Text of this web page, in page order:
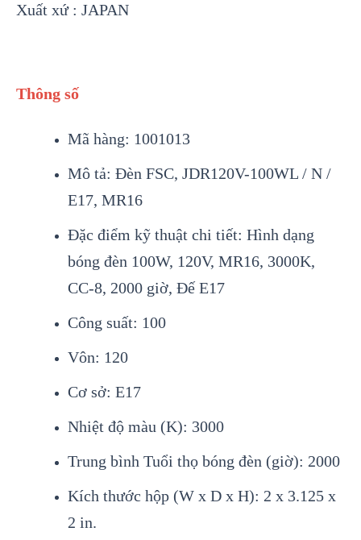
Xuất xứ : JAPAN
Thông số
Mã hàng: 1001013
Mô tả: Đèn FSC, JDR120V-100WL / N /
E17, MR16
Đặc điểm kỹ thuật chi tiết: Hình dạng
bóng đèn 100W, 120V, MR16, 3000K,
CC-8, 2000 giờ, Đế E17
Công suất: 100
Vôn: 120
Cơ sở: E17
Nhiệt độ màu (K): 3000
Trung bình Tuổi thọ bóng đèn (giờ): 2000
Kích thước hộp (W x D x H): 2 x 3.125 x
2 in.